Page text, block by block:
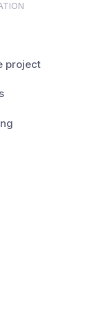
project